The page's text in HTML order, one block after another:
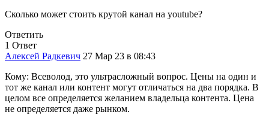
Сколько может стоить крутой канал на youtube?
Ответить
1 Ответ
Алексей Радкевич 27 Мар 23 в 08:43
Кому: Всеволод, это ультрасложный вопрос. Цены на один и
тот же канал или контент могут отличаться на два порядка. В
целом все определяется желанием владельца контента. Цена
не определяется даже рынком.